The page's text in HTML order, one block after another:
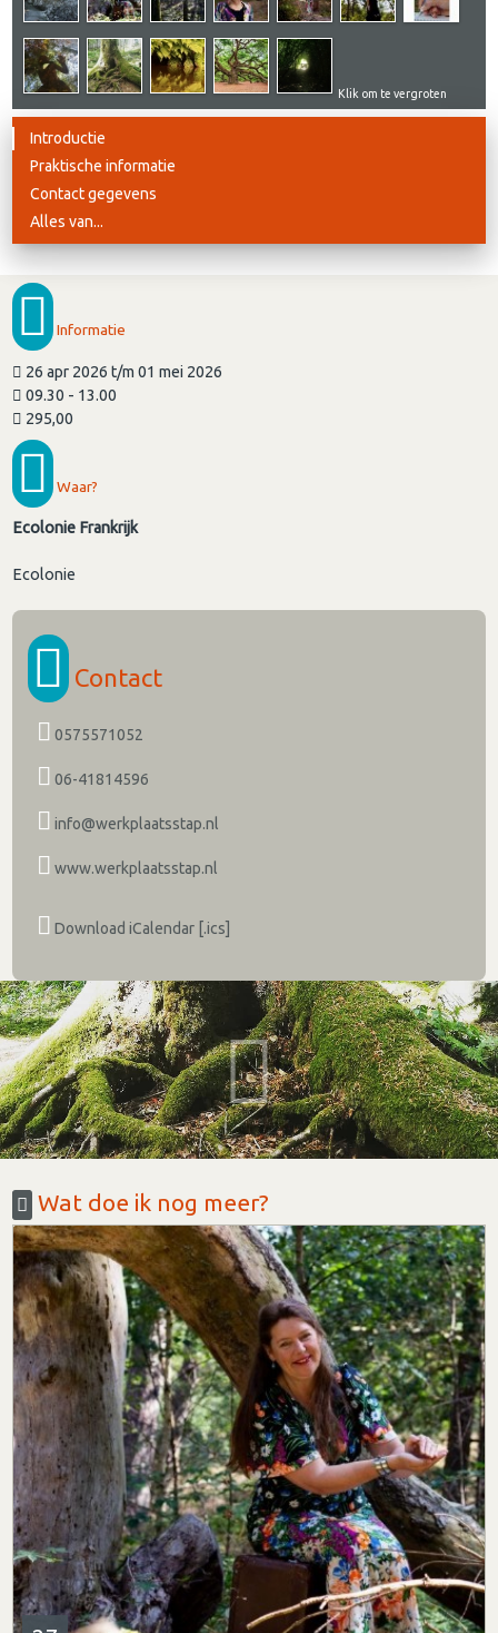
Klik om te vergroten
Introductie
Praktische informatie
Contact gegevens
Alles van...
Informatie
26 apr 2026 t/m 01 mei 2026
09.30 - 13.00
295,00
Waar?
Ecolonie Frankrijk
Ecolonie
Contact
0575571052
06-41814596
info@werkplaatsstap.nl
www.werkplaatsstap.nl
Download iCalendar [.ics]
Wat doe ik nog meer?